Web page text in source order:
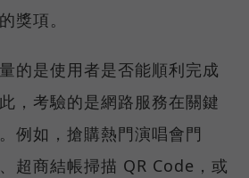
獎項。
的是使用者是否能順利完成
，考驗的是網路服務在關鍵
例如，搶購熱門演唱會門
超商結帳掃描 QR Code，或